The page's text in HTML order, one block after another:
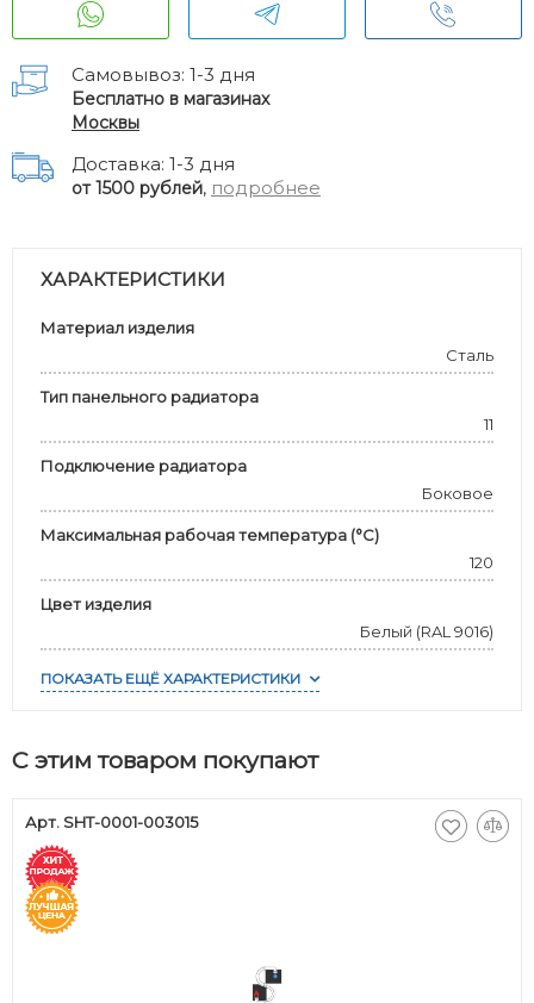
Самовывоз: 1-3 дня
Бесплатно в магазинах
Москвы
Доставка: 1-3 дня
от 1500 рублей, подробнее
ХАРАКТЕРИСТИКИ
Материал изделия
Сталь
Тип панельного радиатора
11
Подключение радиатора
Боковое
Максимальная рабочая температура (°С)
120
Цвет изделия
Белый (RAL 9016)
ПОКАЗАТЬ ЕЩЁ ХАРАКТЕРИСТИКИ
С этим товаром покупают
Арт. SHT-0001-003015